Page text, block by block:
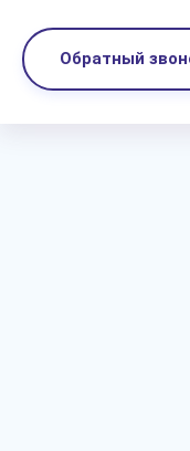
Обратный